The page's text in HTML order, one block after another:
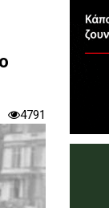
4791